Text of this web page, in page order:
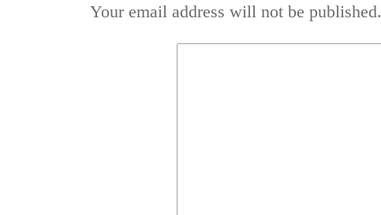
Your email address will not be published.